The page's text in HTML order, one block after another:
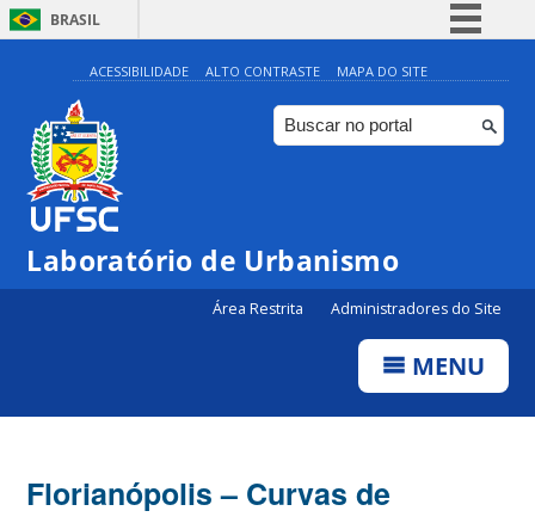
BRASIL
Simplifique!
Comunica BR
Participe
Canais
ACESSIBILIDADE ALTO CONTRASTE MAPA DO SITE
Laboratório de Urbanismo
Área Restrita Administradores do Site
MENU
Florianópolis – Curvas de